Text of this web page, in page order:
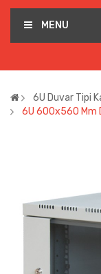
MENU
6U Duvar Tipi
6U 600x560 Mm